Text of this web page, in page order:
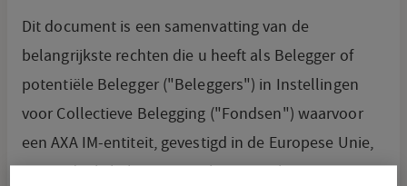
Dit document is een samenvatting van de
belangrijkste rechten die u heeft als Belegger of
potentiële Belegger ("Beleggers") in Instellingen
voor Collectieve Belegging ("Fondsen") waarvoor
een AXA IM-entiteit, gevestigd in de Europese Unie,
optreedt als beheermaatschappij op basis van